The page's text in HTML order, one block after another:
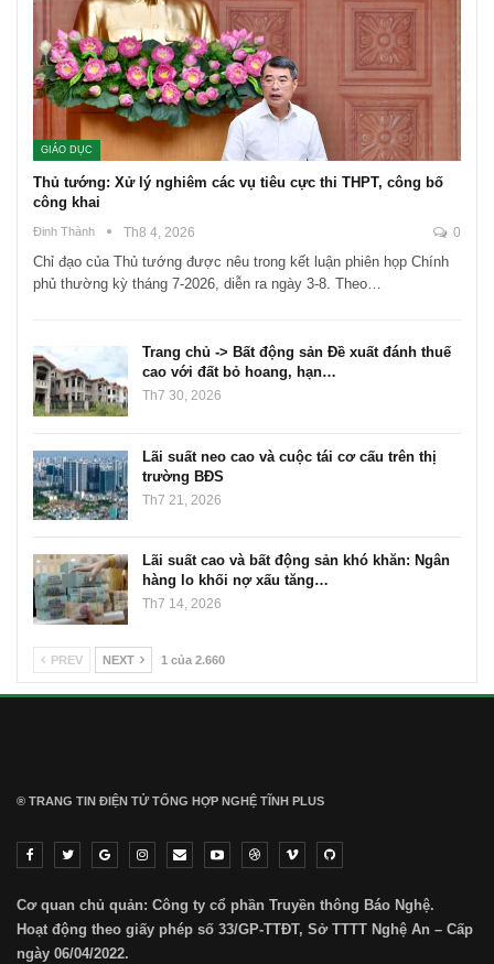
GIÁO DỤC
Thủ tướng: Xử lý nghiêm các vụ tiêu cực thi THPT, công bố
công khai
Đinh Thành Th8 4, 2026 0
Chỉ đạo của Thủ tướng được nêu trong kết luận phiên họp Chính
phủ thường kỳ tháng 7-2026, diễn ra ngày 3-8. Theo…
Trang chủ -> Bất động sản Đề xuất đánh thuế
cao với đất bỏ hoang, hạn…
Th7 30, 2026
Lãi suất neo cao và cuộc tái cơ cấu trên thị
trường BĐS
Th7 21, 2026
Lãi suất cao và bất động sản khó khăn: Ngân
hàng lo khối nợ xấu tăng…
Th7 14, 2026
PREV NEXT 1 của 2.660
® TRANG TIN ĐIỆN TỬ ТỔNG HỢP NGHỆ TĨNH PLUS
Cơ quan chủ quản: Công ty cổ phần Truyền thông Báo Nghệ.
Hoạt động theo giấy phép số 33/GP-TTĐT, Sở TTTT Nghệ An – Cấp
ngày 06/04/2022.